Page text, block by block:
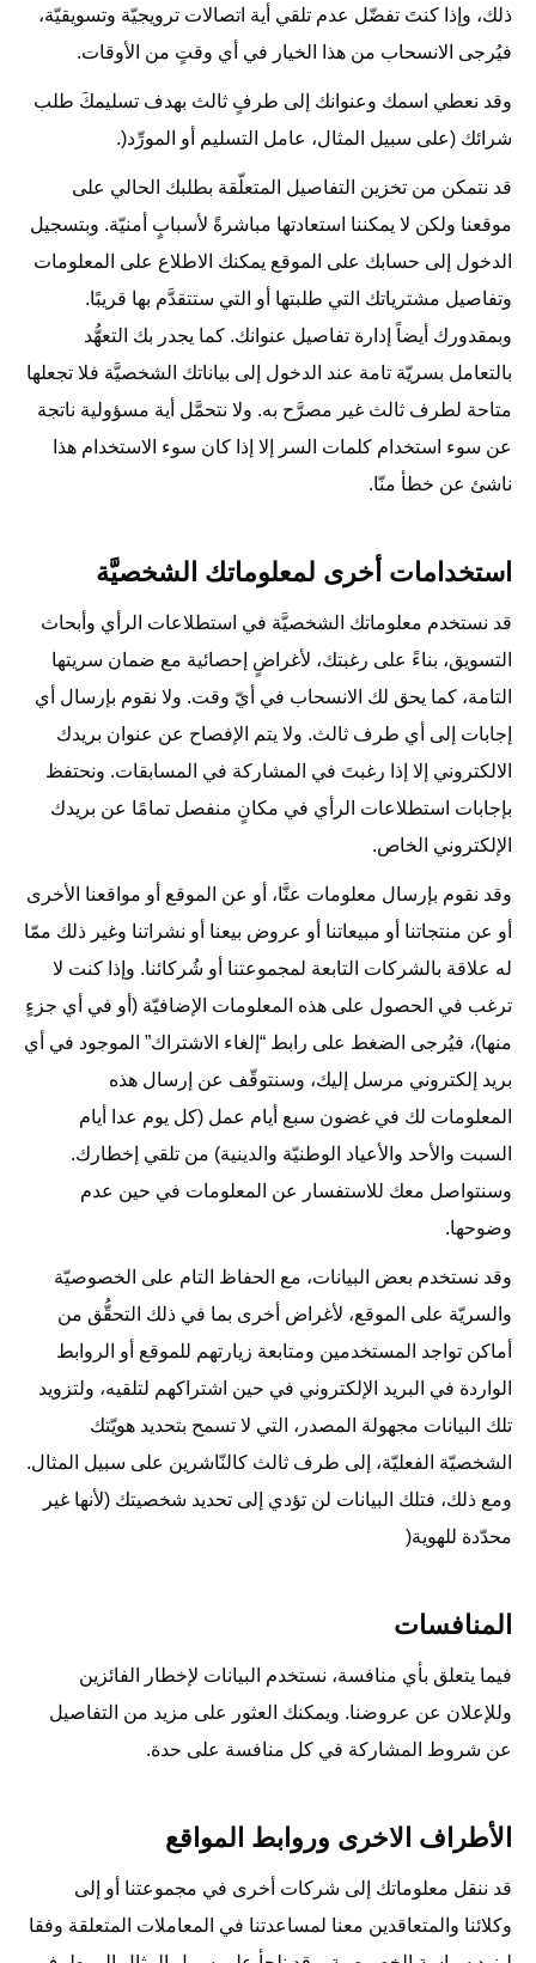
ذلك، وإذا كنتَ تفضّل عدم تلقي أية اتصالات ترويجيّة وتسويقيّة،
فيُرجى الانسحاب من هذا الخيار في أي وقتٍ من الأوقات.
وقد نعطي اسمك وعنوانك إلى طرفٍ ثالث بهدف تسليمكَ طلب
شرائك (على سبيل المثال، عامل التسليم أو المورِّد(.
قد نتمكن من تخزين التفاصيل المتعلّقة بطلبك الحالي على
موقعنا ولكن لا يمكننا استعادتها مباشرةً لأسبابٍ أمنيّة. وبتسجيل
الدخول إلى حسابك على الموقع يمكنك الاطلاع على المعلومات
وتفاصيل مشترياتك التي طلبتها أو التي ستتقدَّم بها قريبًا.
وبمقدورك أيضاً إدارة تفاصيل عنوانك. كما يجدر بك التعهُّد
بالتعامل بسريّة تامة عند الدخول إلى بياناتك الشخصيَّة فلا تجعلها
متاحة لطرف ثالث غير مصرَّح به. ولا نتحمَّل أية مسؤولية ناتجة
عن سوء استخدام كلمات السر إلا إذا كان سوء الاستخدام هذا
ناشئ عن خطأ منّا.
استخدامات أخرى لمعلوماتك الشخصيَّة
قد نستخدم معلوماتك الشخصيَّة في استطلاعات الرأي وأبحاث
التسويق، بناءً على رغبتك، لأغراضٍ إحصائية مع ضمان سريتها
التامة، كما يحق لك الانسحاب في أيّ وقت. ولا نقوم بإرسال أي
إجابات إلى أي طرف ثالث. ولا يتم الإفصاح عن عنوان بريدك
الالكتروني إلا إذا رغبتَ في المشاركة في المسابقات. ونحتفظ
بإجابات استطلاعات الرأي في مكانٍ منفصل تمامًا عن بريدك
الإلكتروني الخاص.
وقد نقوم بإرسال معلومات عنَّا، أو عن الموقع أو مواقعنا الأخرى
أو عن منتجاتنا أو مبيعاتنا أو عروض بيعنا أو نشراتنا وغير ذلك ممّا
له علاقة بالشركات التابعة لمجموعتنا أو شُركائنا. وإذا كنت لا
ترغب في الحصول على هذه المعلومات الإضافيّة (أو في أي جزءٍ
منها)، فيُرجى الضغط على رابط “إلغاء الاشتراك” الموجود في أي
بريد إلكتروني مرسل إليك، وسنتوقّف عن إرسال هذه
المعلومات لك في غضون سبع أيام عمل (كل يوم عدا أيام
السبت والأحد والأعياد الوطنيّة والدينية) من تلقي إخطارك.
وسنتواصل معك للاستفسار عن المعلومات في حين عدم
وضوحها.
وقد نستخدم بعض البيانات، مع الحفاظ التام على الخصوصيّة
والسريّة على الموقع، لأغراض أخرى بما في ذلك التحقُّق من
أماكن تواجد المستخدمين ومتابعة زيارتهم للموقع أو الروابط
الواردة في البريد الإلكتروني في حين اشتراكهم لتلقيه، ولتزويد
تلك البيانات مجهولة المصدر، التي لا تسمح بتحديد هويّتك
الشخصيّة الفعليّة، إلى طرف ثالث كالنّاشرين على سبيل المثال.
ومع ذلك، فتلك البيانات لن تؤدي إلى تحديد شخصيتك (لأنها غير
محدّدة للهوية(
المنافسات
فيما يتعلق بأي منافسة، نستخدم البيانات لإخطار الفائزين
وللإعلان عن عروضنا. ويمكنك العثور على مزيد من التفاصيل
عن شروط المشاركة في كل منافسة على حدة.
الأطراف الاخرى وروابط المواقع
قد ننقل معلوماتك إلى شركات أخرى في مجموعتنا أو إلى
وكلائنا والمتعاقدين معنا لمساعدتنا في المعاملات المتعلقة وفقا